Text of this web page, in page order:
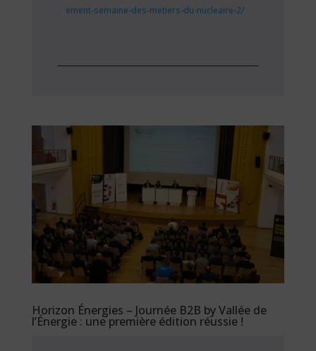
ement-semaine-des-metiers-du-nucleaire-2/
Horizon Énergies – Journée B2B by Vallée de
l’Énergie : une première édition réussie !